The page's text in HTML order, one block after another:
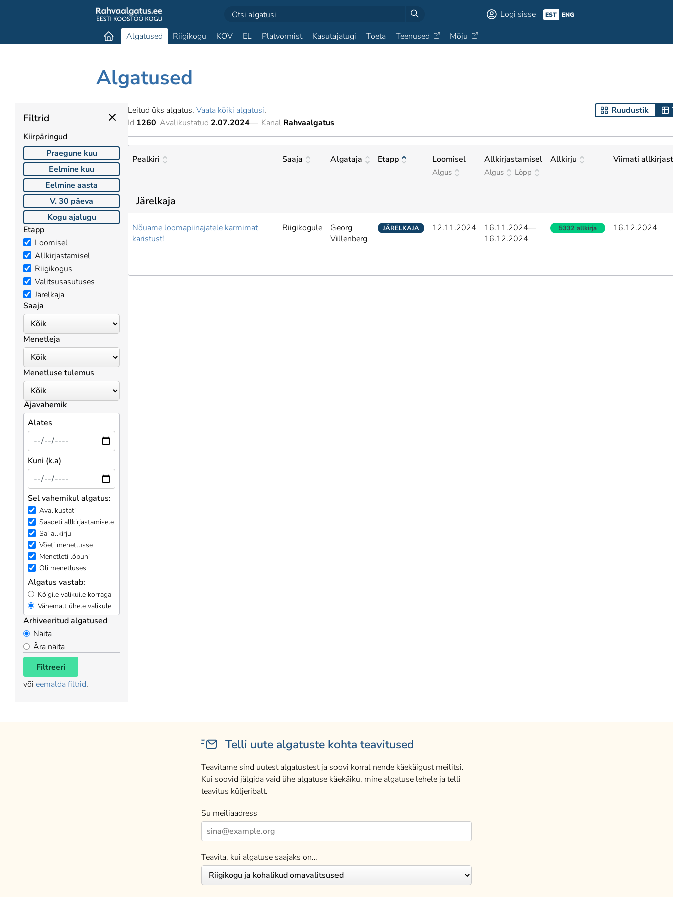
Logi sisse EST ENG
Algatused Riigikogu KOV EL Platvormist Kasutajatugi Toeta Teenused Mõju
Algatused
Filtrid
Kiirpäringud
Praegune kuu
Eelmine kuu
Eelmine aasta
V. 30 päeva
Kogu ajalugu
Etapp
Loomisel
Allkirjastamisel
Riigikogus
Valitsusasutuses
Järelkaja
Saaja
Menetleja
Menetluse tulemus
Ajavahemik
Alates
Kuni (k.a)
Sel vahemikul algatus:
Avalikustati
Saadeti allkirjastamisele
Sai allkirju
Võeti menetlusse
Menetleti lõpuni
Oli menetluses
Algatus vastab:
Kõigile valikuile korraga
Vähemalt ühele valikule
Arhiveeritud algatused
Näita
Ära näita
Filtreeri
või eemalda filtrid.
Leitud üks algatus. Vaata kõiki algatusi. Ruudustik
Id 1260 Avalikustatud 2.07.2024— Kanal Rahvaalgatus
Pealkiri Saaja Algataja Etapp Loomisel
Algus
Allkirjastamisel
Algus Lõpp
Allkirju Viimati
Järelkaja
Nõuame loomapiinajatele karmimat
karistust!
Riigikogule
Georg
Villenberg
JÄRELKAJA 12.11.2024 16.11.2024—
16.12.2024
5332 allkirja 16.12.2024
Telli uute algatuste kohta teavitused
Teavitame sind uutest algatustest ja soovi korral nende käekäigust meilitsi.
Kui soovid jälgida vaid ühe algatuse käekäiku, mine algatuse lehele ja telli
teavitus küljeribalt.
Su meiliaadress
Teavita, kui algatuse saajaks on…